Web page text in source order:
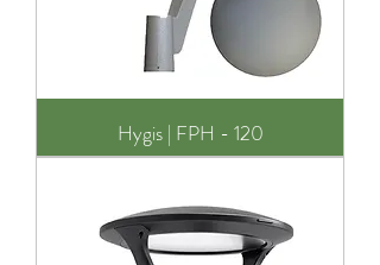
Hygis | FPH - 120